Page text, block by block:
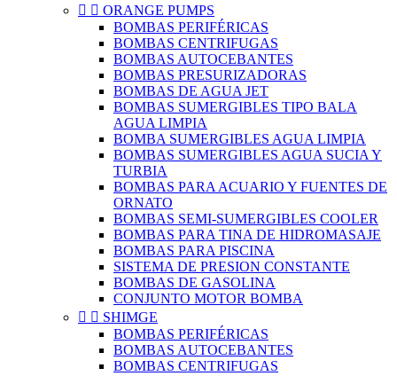
  ORANGE PUMPS
BOMBAS PERIFÉRICAS
BOMBAS CENTRIFUGAS
BOMBAS AUTOCEBANTES
BOMBAS PRESURIZADORAS
BOMBAS DE AGUA JET
BOMBAS SUMERGIBLES TIPO BALA
AGUA LIMPIA
BOMBA SUMERGIBLES AGUA LIMPIA
BOMBAS SUMERGIBLES AGUA SUCIA Y
TURBIA
BOMBAS PARA ACUARIO Y FUENTES DE
ORNATO
BOMBAS SEMI-SUMERGIBLES COOLER
BOMBAS PARA TINA DE HIDROMASAJE
BOMBAS PARA PISCINA
SISTEMA DE PRESION CONSTANTE
BOMBAS DE GASOLINA
CONJUNTO MOTOR BOMBA
  SHIMGE
BOMBAS PERIFÉRICAS
BOMBAS AUTOCEBANTES
BOMBAS CENTRIFUGAS